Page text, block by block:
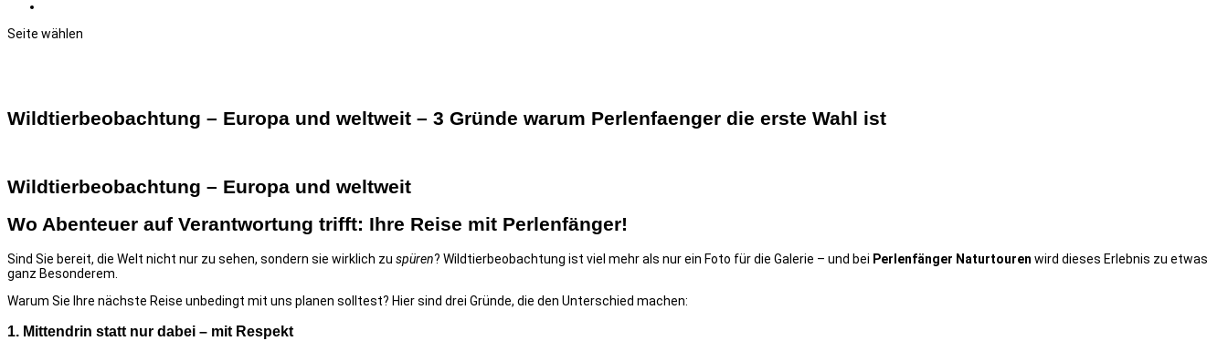
Seite wählen
Wildtierbeobachtung – Europa und weltweit – 3 Gründe warum Perlenfaenger die erste Wahl ist
Wildtierbeobachtung – Europa und weltweit
Wo Abenteuer auf Verantwortung trifft: Ihre Reise mit Perlenfänger!
Sind Sie bereit, die Welt nicht nur zu sehen, sondern sie wirklich zu spüren? Wildtierbeobachtung ist viel mehr als nur ein Foto für die Galerie – und bei Perlenfänger Naturtouren wird dieses Erlebnis zu etwas
ganz Besonderem.
Warum Sie Ihre nächste Reise unbedingt mit uns planen solltest? Hier sind drei Gründe, die den Unterschied machen:
1. Mittendrin statt nur dabei – mit Respekt